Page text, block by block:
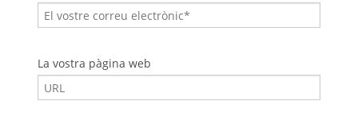
La vostra pàgina web